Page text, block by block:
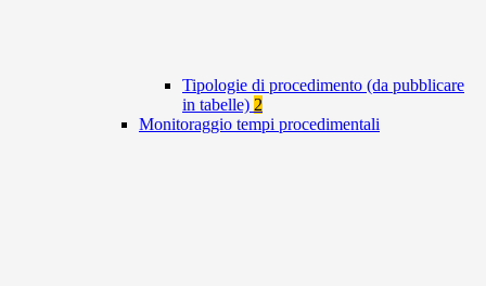
Tipologie di procedimento (da pubblicare
in tabelle) 2
Monitoraggio tempi procedimentali